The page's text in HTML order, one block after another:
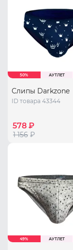
50% АУТЛЕТ
Слипы Darkzone
ID товара 43344
578 ₽
1 156 ₽
49% АУТЛЕТ